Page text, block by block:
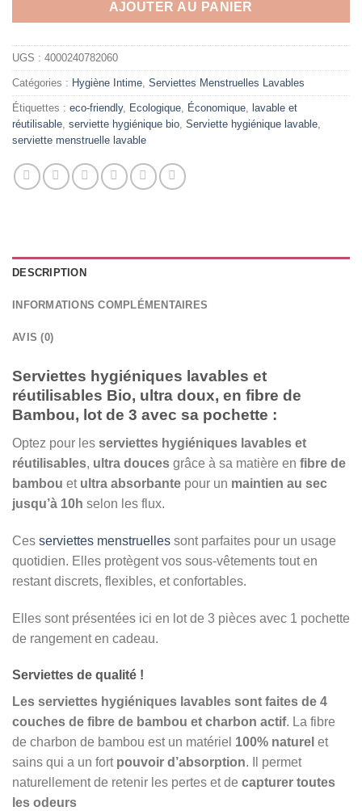
AJOUTER AU PANIER
UGS : 4000240782060
Catégories : Hygiène Intime, Serviettes Menstruelles Lavables
Étiquettes : eco-friendly, Ecologique, Économique, lavable et
réutilisable, serviette hygiénique bio, Serviette hygiénique lavable,
serviette menstruelle lavable
DESCRIPTION
INFORMATIONS COMPLÉMENTAIRES
AVIS (0)
Serviettes hygiéniques lavables et
réutilisables Bio, ultra doux, en fibre de
Bambou, lot de 3 avec sa pochette :
Optez pour les serviettes hygiéniques lavables et
réutilisables, ultra douces grâce à sa matière en fibre de
bambou et ultra absorbante pour un maintien au sec
jusqu’à 10h selon les flux.
Ces serviettes menstruelles sont parfaites pour un usage
quotidien. Elles protègent vos sous-vêtements tout en
restant discrets, flexibles, et confortables.
Elles sont présentées ici en lot de 3 pièces avec 1 pochette
de rangement en cadeau.
Serviettes de qualité !
Les serviettes hygiéniques lavables sont faites de 4
couches de fibre de bambou et charbon actif. La fibre
de charbon de bambou est un matériel 100% naturel et
sains qui a un fort pouvoir d’absorption. Il permet
naturellement de retenir les pertes et de capturer toutes
les odeurs